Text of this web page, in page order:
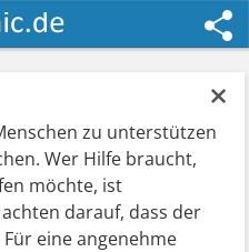
×
zu unterstützen
Wer Hilfe braucht,
möchte, ist
darauf, dass der
eine angenehme